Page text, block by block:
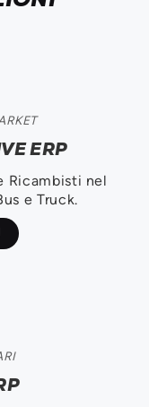
ERP
Ricambisti nel
e Truck.